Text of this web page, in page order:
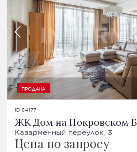
ПРОДАНА
ID 64177
ЖК Дом на Покровском
Казарменный переулок, 3
Цена по запросу